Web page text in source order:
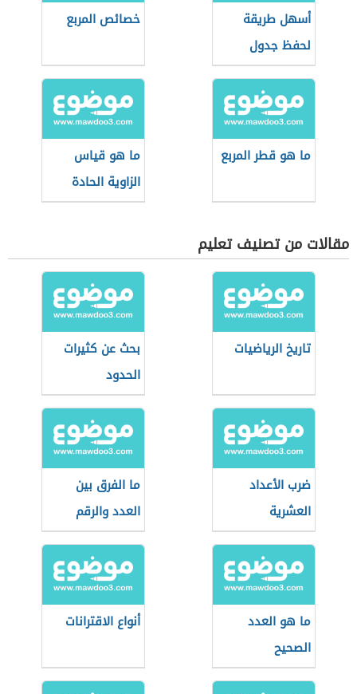
أسهل طريقة
لحفظ جدول
الضرب للأطفال
خصائص المربع
ما هو قطر المربع
ما هو قياس
الزاوية الحادة
مقالات من تصنيف تعليم
تاريخ الرياضيات
بحث عن كثيرات
الحدود
ضرب الأعداد
العشرية
ما الفرق بين
العدد والرقم
ما هو العدد
الصحيح
أنواع الاقترانات